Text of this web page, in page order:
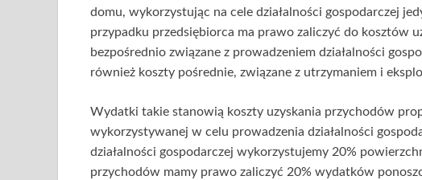
domu, wykorzystując na cele działalności gospodarczej
przypadku przedsiębiorca ma prawo zaliczyć do kosztów
bezpośrednio związane z prowadzeniem działalności
również koszty pośrednie, związane z utrzymaniem i
Wydatki takie stanowią koszty uzyskania przychodów
wykorzystywanej w celu prowadzenia działalności
działalności gospodarczej wykorzystujemy 20%
przychodów mamy prawo zaliczyć 20% wydatków